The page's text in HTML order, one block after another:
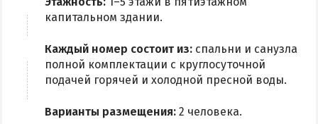
Приазовский природный парк
ПРОЕЗД
капитальном здании.
Каждый номер состоит из: спальни и санузла
полной комплектации с круглосуточной
подачей горячей и холодной пресной воды.
Варианты размещения: 2 человека.